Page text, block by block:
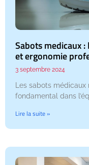
Sabots medicaux
et ergonomie
3 septembre 2024
Les sabots
fondamental dans
Lire la suite »